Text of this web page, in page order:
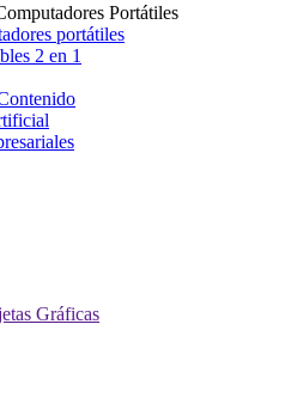
Portátiles
portátiles
2 en 1
Gráficas